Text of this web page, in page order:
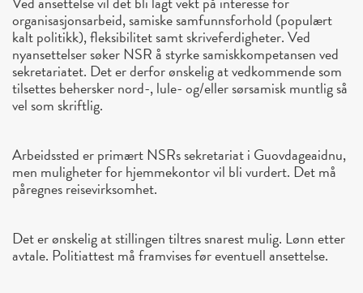
organisasjonsarbeid, samiske samfunnsforhold (populært
kalt politikk), fleksibilitet samt skriveferdigheter. Ved
nyansettelser søker NSR å styrke samiskkompetansen ved
sekretariatet. Det er derfor ønskelig at vedkommende som
tilsettes behersker nord-, lule- og/eller sørsamisk muntlig så
vel som skriftlig.
Arbeidssted er primært NSRs sekretariat i Guovdageaidnu,
men muligheter for hjemmekontor vil bli vurdert. Det må
påregnes reisevirksomhet.
Det er ønskelig at stillingen tiltres snarest mulig. Lønn etter
avtale. Politiattest må framvises før eventuell ansettelse.